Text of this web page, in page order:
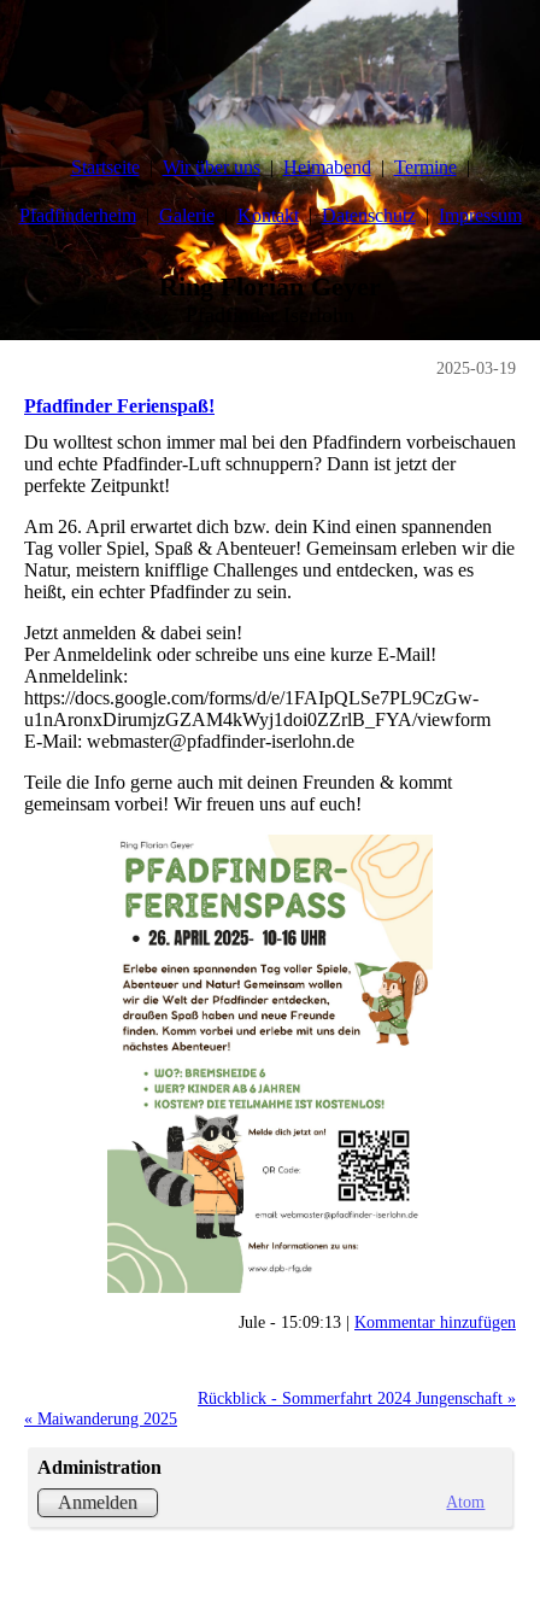
Startseite Wir über uns Heimabend Termine
Pfadfinderheim Galerie Kontakt Datenschutz Impressum
Ring Florian Geyer
Pfadfinder Iserlohn
2025-03-19
Pfadfinder Ferienspaß!
Du wolltest schon immer mal bei den Pfadfindern vorbeischauen
und echte Pfadfinder-Luft schnuppern? Dann ist jetzt der
perfekte Zeitpunkt!
Am 26. April erwartet dich bzw. dein Kind einen spannenden
Tag voller Spiel, Spaß & Abenteuer! Gemeinsam erleben wir die
Natur, meistern knifflige Challenges und entdecken, was es
heißt, ein echter Pfadfinder zu sein.
Jetzt anmelden & dabei sein!
Per Anmeldelink oder schreibe uns eine kurze E-Mail!
Anmeldelink:
https://docs.google.com/forms/d/e/1FAIpQLSe7PL9CzGw-
u1nAronxDirumjzGZAM4kWyj1doi0ZZrlB_FYA/viewform
E-Mail: webmaster@pfadfinder-iserlohn.de
Teile die Info gerne auch mit deinen Freunden & kommt
gemeinsam vorbei! Wir freuen uns auf euch!
Jule - 15:09:13 | Kommentar hinzufügen
Rückblick - Sommerfahrt 2024 Jungenschaft »
« Maiwanderung 2025
Administration
Anmelden
Atom